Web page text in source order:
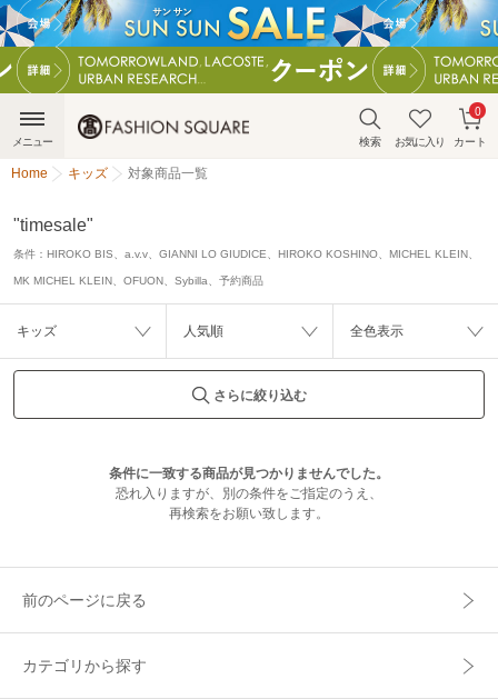
検索 お気に入り カート
0
メニュー
Home キッズ 対象商品一覧
"timesale"
条件： HIROKO BIS、a.v.v、GIANNI LO GIUDICE、HIROKO KOSHINO、MICHEL KLEIN、
MK MICHEL KLEIN、OFUON、Sybilla、予約商品
キッズ 人気順 全色表示
さらに絞り込む
条件に一致する商品が見つかりませんでした。
恐れ入りますが、別の条件をご指定のうえ、
再検索をお願い致します。
前のページに戻る
カテゴリから探す